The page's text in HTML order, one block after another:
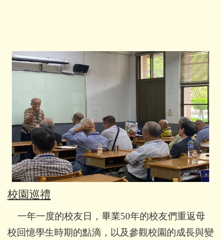
校園巡禮
一年一度的校友日，畢業50年的校友們重返母
校回憶學生時期的點滴，以及參觀校園的成長與變